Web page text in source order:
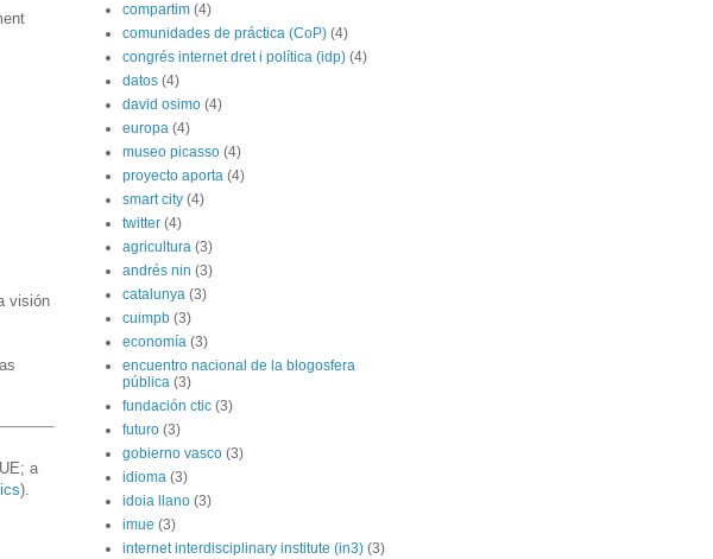
visión
a
).
compartim (4)
comunidades de práctica (CoP) (4)
congrés internet dret i política (idp) (4)
datos (4)
david osimo (4)
europa (4)
museo picasso (4)
proyecto aporta (4)
smart city (4)
twitter (4)
agricultura (3)
andrés nin (3)
catalunya (3)
cuimpb (3)
economía (3)
encuentro nacional de la blogosfera
pública (3)
fundación ctic (3)
futuro (3)
gobierno vasco (3)
idioma (3)
idoia llano (3)
imue (3)
internet interdisciplinary institute (in3) (3)